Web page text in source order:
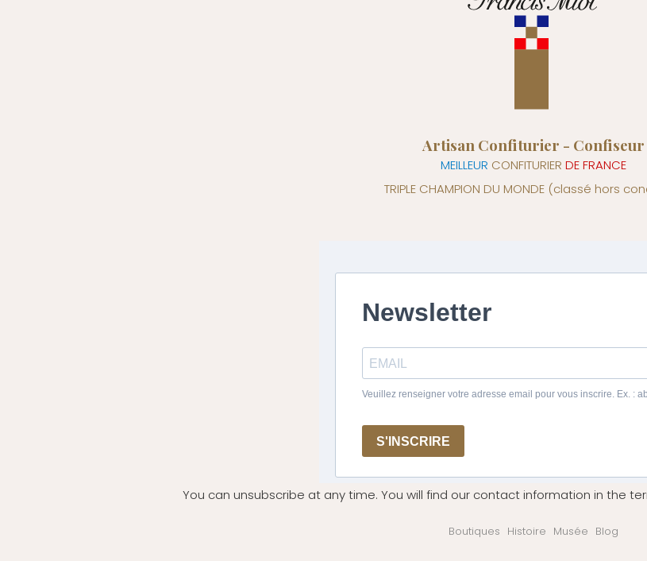
Artisan Confiturier - Confiseur
MEILLEUR CONFITURIER DE FRANCE
TRIPLE CHAMPION DU MONDE (classé hors
You can unsubscribe at any time. You will find our contact information in the
Boutiques Histoire Musée Blog